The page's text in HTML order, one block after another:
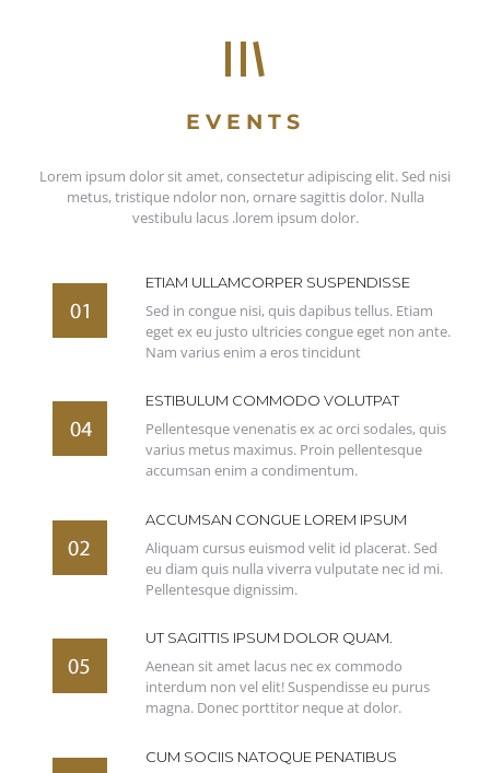
EVENTS
Lorem ipsum dolor sit amet, consectetur adipiscing elit. Sed nisi
metus, tristique ndolor non, ornare sagittis dolor. Nulla
vestibulu lacus .lorem ipsum dolor.
ETIAM ULLAMCORPER SUSPENDISSE
Sed in congue nisi, quis dapibus tellus. Etiam
eget ex eu justo ultricies congue eget non ante.
Nam varius enim a eros tincidunt
ESTIBULUM COMMODO VOLUTPAT
Pellentesque venenatis ex ac orci sodales, quis
varius metus maximus. Proin pellentesque
accumsan enim a condimentum.
ACCUMSAN CONGUE LOREM IPSUM
Aliquam cursus euismod velit id placerat. Sed
eu diam quis nulla viverra vulputate nec id mi.
Pellentesque dignissim.
UT SAGITTIS IPSUM DOLOR QUAM.
Aenean sit amet lacus nec ex commodo
interdum non vel elit! Suspendisse eu purus
magna. Donec porttitor neque at dolor.
CUM SOCIIS NATOQUE PENATIBUS